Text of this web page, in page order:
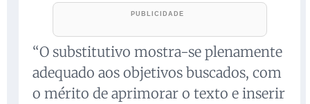
“O substitutivo mostra-se plenamente
adequado aos objetivos buscados, com
o mérito de aprimorar o texto e inserir